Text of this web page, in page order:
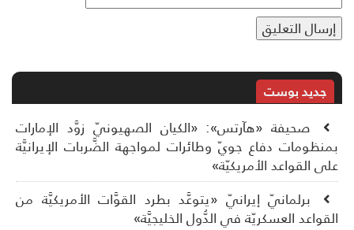
جديد بوست
صحيفة «هآرتس»: «الكيان الصهيونيّ زوَّد الإمارات
دفاع جويّ وطائرات لمواجهة الضَّربات الإيرانيَّة
القواعد الأمريكيّة»
برلمانيّ إيرانيّ «يتوعَّد بطرد القوَّات الأمريكيَّة من
العسكريّة في الدُّول الخليجيَّة»